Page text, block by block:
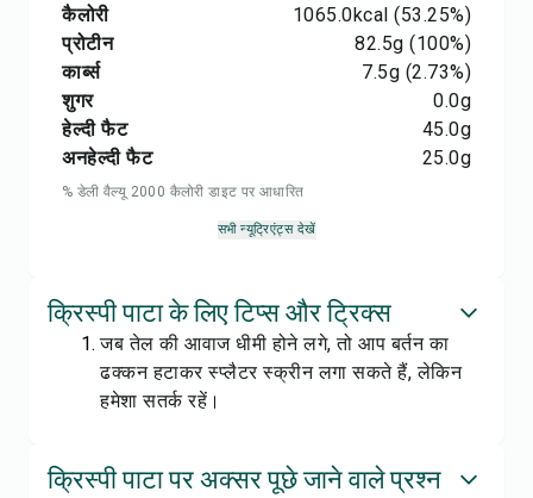
कैलोरी 1065.0kcal (53.25%)
प्रोटीन
82.5g (100%)
कार्ब्स
7.5g (2.73%)
शुगर
0.0g
हेल्दी फैट
45.0g
अनहेल्दी फैट
25.0g
% डेली वैल्यू 2000 कैलोरी डाइट पर आधारित
सभी न्यूट्रिएंट्स देखें
क्रिस्पी पाटा के लिए टिप्स और ट्रिक्स
जब तेल की आवाज धीमी होने लगे, तो आप बर्तन का
ढक्कन हटाकर स्प्लैटर स्क्रीन लगा सकते हैं, लेकिन
हमेशा सतर्क रहें।
क्रिस्पी पाटा पर अक्सर पूछे जाने वाले प्रश्न